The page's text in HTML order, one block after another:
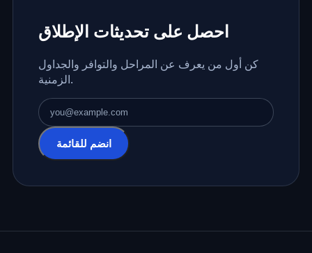
احصل على تحديثات الإطلاق
كن أول من يعرف عن المراحل والتوافر والجداول
الزمنية.
عنوان البريد الإلكتروني
انضم للقائمة